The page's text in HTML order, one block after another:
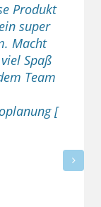
Produkt
super
Macht
Spaß
Team
[